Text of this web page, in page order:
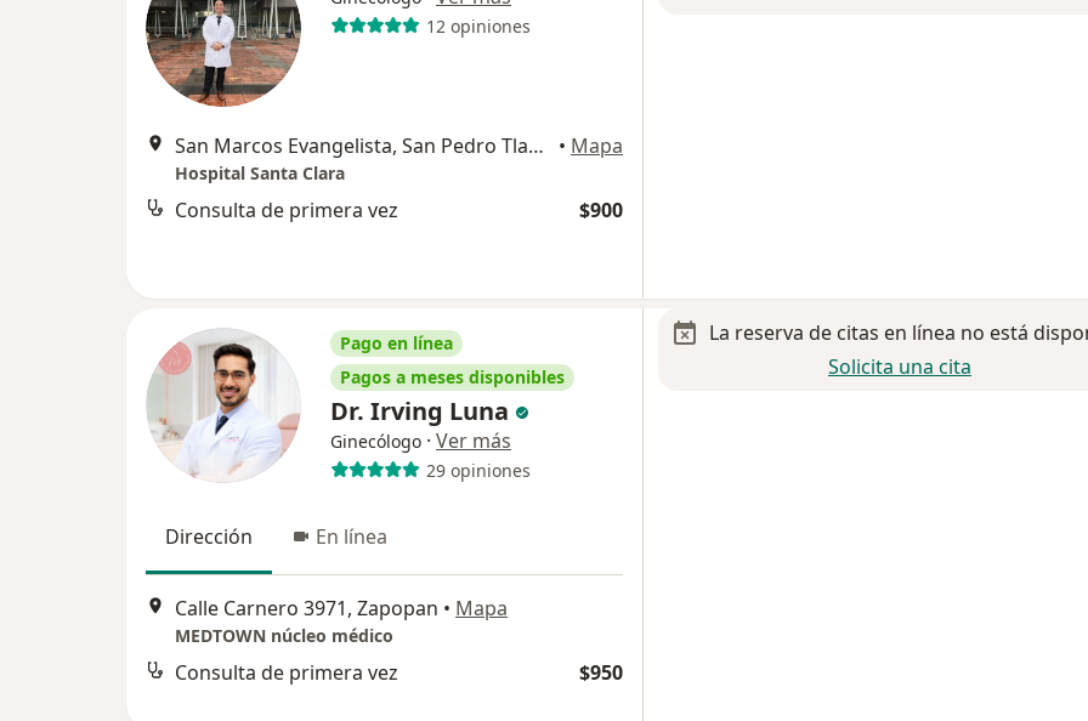
12 opiniones
San Marcos Evangelista, San Pedro Tlaquepaque • Mapa
Hospital Santa Clara
Consulta de primera vez $900
Pago en línea
Pagos a meses disponibles
Dr. Irving Luna
Ginecólogo · Ver más
29 opiniones
Dirección En línea
Calle Carnero 3971, Zapopan • Mapa
MEDTOWN núcleo médico
Consulta de primera vez $950
La reserva de citas en línea no está
Solicita una cita